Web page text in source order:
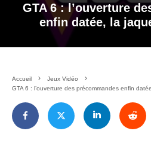
GTA 6 : l’ouverture
enfin datée, la
Accueil
Jeux Vidéo
GTA 6 : l’ouverture des précommandes enfin